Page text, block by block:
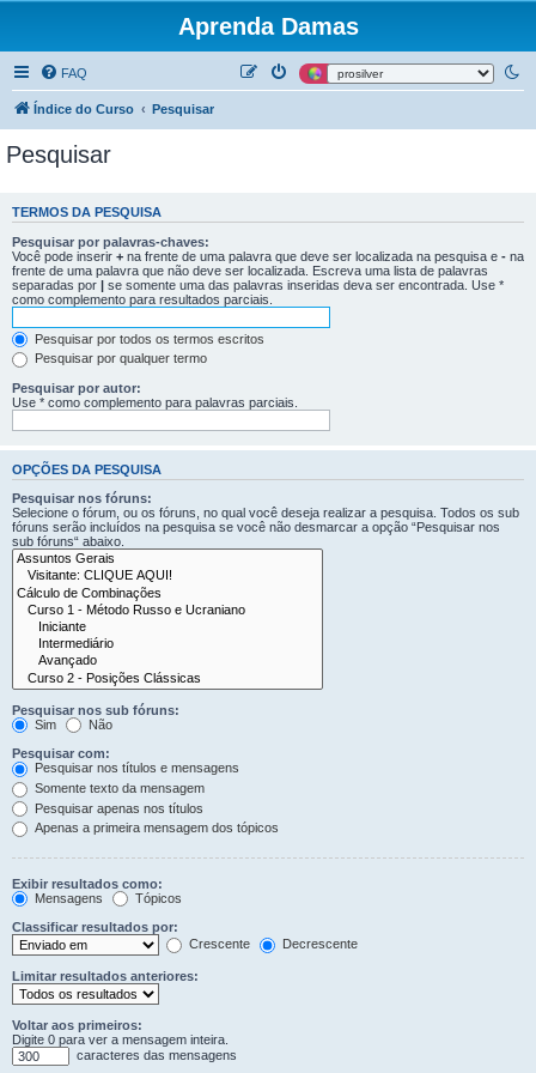
Aprenda Damas
FAQ
Índice do Curso Pesquisar
Pesquisar
TERMOS DA PESQUISA
Pesquisar por palavras-chaves:
Você pode inserir + na frente de uma palavra que deve ser localizada na pesquisa e - na
frente de uma palavra que não deve ser localizada. Escreva uma lista de palavras
separadas por | se somente uma das palavras inseridas deva ser encontrada. Use *
como complemento para resultados parciais.
Pesquisar por todos os termos escritos
Pesquisar por qualquer termo
Pesquisar por autor:
Use * como complemento para palavras parciais.
OPÇÕES DA PESQUISA
Pesquisar nos fóruns:
Selecione o fórum, ou os fóruns, no qual você deseja realizar a pesquisa. Todos os sub
fóruns serão incluídos na pesquisa se você não desmarcar a opção “Pesquisar nos
sub fóruns“ abaixo.
Pesquisar nos sub fóruns:
Sim
Não
Pesquisar com:
Pesquisar nos títulos e mensagens
Somente texto da mensagem
Pesquisar apenas nos títulos
Apenas a primeira mensagem dos tópicos
Exibir resultados como:
Mensagens
Tópicos
Classificar resultados por:
Crescente
Decrescente
Limitar resultados anteriores:
Voltar aos primeiros:
Digite 0 para ver a mensagem inteira.
caracteres das mensagens